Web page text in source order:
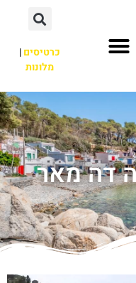
כרטיסים|
מלונות
דה מאר